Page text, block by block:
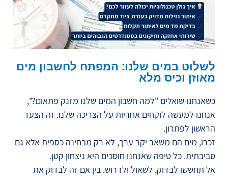
לשלוט במים שלנו: המפתח לחשבון מים
מאוזן וכיס מלא
כשאנחנו שואלים "למה חשבון המים שלנו מזנק פתאום?",
אנחנו למעשה לוקחים אחריות על הצריכה שלנו. זה הצעד
הראשון לפתרון.
זכרו, מים הם משאב יקר ערך, לא רק מבחינה כספית אלא גם
סביבתית. כל טיפה שאנחנו חוסכים היא ניצחון קטן.
אל תחששו לבדוק, לשאול ולדרוש. בין אם זה לבדוק את